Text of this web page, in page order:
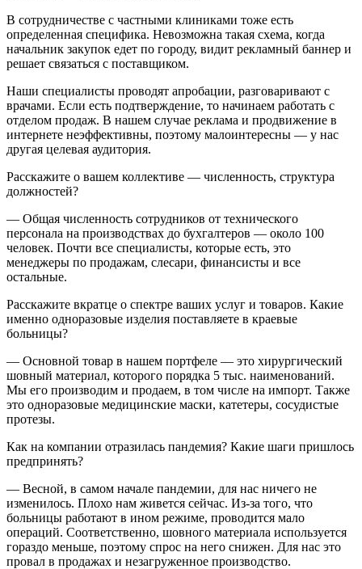
В сотрудничестве с частными клиниками тоже есть
определенная специфика. Невозможна такая схема, когда
начальник закупок едет по городу, видит рекламный баннер и
решает связаться с поставщиком.
Наши специалисты проводят апробации, разговаривают с
врачами. Если есть подтверждение, то начинаем работать с
отделом продаж. В нашем случае реклама и продвижение в
интернете неэффективны, поэтому малоинтересны — у нас
другая целевая аудитория.
Расскажите о вашем коллективе — численность, структура
должностей?
— Общая численность сотрудников от технического
персонала на производствах до бухгалтеров — около 100
человек. Почти все специалисты, которые есть, это
менеджеры по продажам, слесари, финансисты и все
остальные.
Расскажите вкратце о спектре ваших услуг и товаров. Какие
именно одноразовые изделия поставляете в краевые
больницы?
— Основной товар в нашем портфеле — это хирургический
шовный материал, которого порядка 5 тыс. наименований.
Мы его производим и продаем, в том числе на импорт. Также
это одноразовые медицинские маски, катетеры, сосудистые
протезы.
Как на компании отразилась пандемия? Какие шаги пришлось
предпринять?
— Весной, в самом начале пандемии, для нас ничего не
изменилось. Плохо нам живется сейчас. Из-за того, что
больницы работают в ином режиме, проводится мало
операций. Соответственно, шовного материала используется
гораздо меньше, поэтому спрос на него снижен. Для нас это
провал в продажах и незагруженное производство.